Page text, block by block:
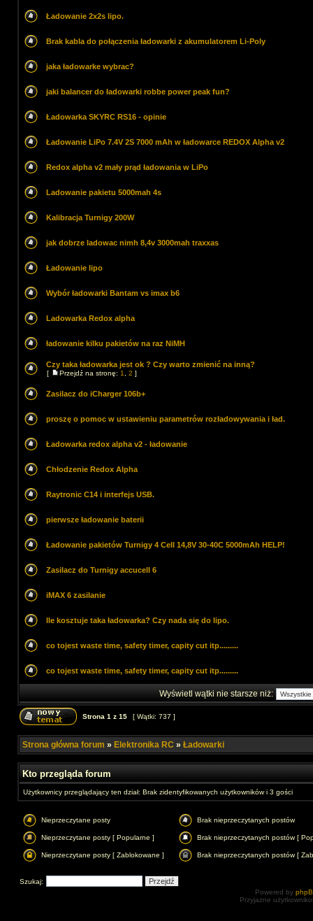
Ładowanie 2x2s lipo.
Brak kabla do połączenia ładowarki z akumulatorem Li-Poly
jaka ładowarke wybrac?
jaki balancer do ładowarki robbe power peak fun?
Ładowarka SKYRC RS16 - opinie
Ładowanie LiPo 7.4V 2S 7000 mAh w ładowarce REDOX Alpha v2
Redox alpha v2 mały prąd ładowania w LiPo
Ladowanie pakietu 5000mah 4s
Kalibracja Turnigy 200W
jak dobrze ladowac nimh 8,4v 3000mah traxxas
Ładowanie lipo
Wybór ładowarki Bantam vs imax b6
Ladowarka Redox alpha
ładowanie kilku pakietów na raz NiMH
Czy taka ładowarka jest ok ? Czy warto zmienić na inną?
[ Przejdź na stronę: 1 2 ]
Zasilacz do iCharger 106b+
proszę o pomoc w ustawieniu parametrów rozładowywania i ład.
Ładowarka redox alpha v2 - ładowanie
Chłodzenie Redox Alpha
Raytronic C14 i interfejs USB.
pierwsze ładowanie baterii
Ładowanie pakietów Turnigy 4 Cell 14,8V 30-40C 5000mAh HELP!
Zasilacz do Turnigy accucell 6
iMAX 6 zasilanie
Ile kosztuje taka ładowarka? Czy nada się do lipo.
co tojest waste time, safety timer, capity cut itp.........
co tojest waste time, safety timer, capity cut itp.........
Wyświetl wątki nie starsze niż:
Strona 1 z 15 [ Wątki: 737 ]
Strona główna forum » Elektronika RC » Ładowarki
Kto przegląda forum
Użytkownicy przeglądający ten dział: Brak zidentyfikowanych użytkowników i 3 gości
Nieprzeczytane posty Brak nieprzeczytanych postów
Nieprzeczytane posty [ Popularne ] Brak nieprzeczytanych postów [
Nieprzeczytane posty [ Zablokowane ] Brak nieprzeczytanych postów [
Szukaj:
Powered by
Przyjazne